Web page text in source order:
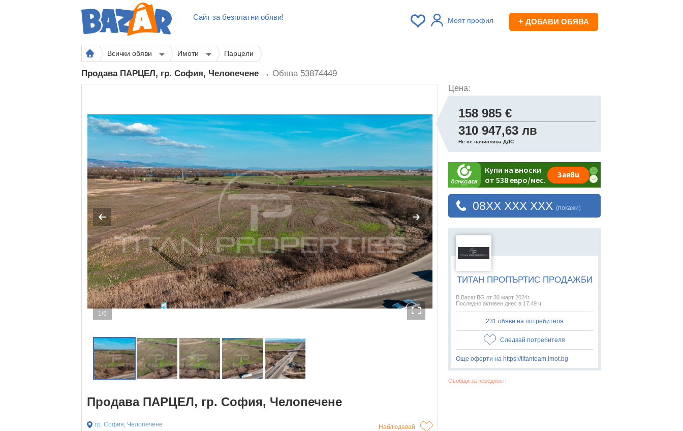
Сайт за безплатни обяви! Моят профил + ДОБАВИ ОБЯВА
Всички обяви Имоти Парцели
Продава ПАРЦЕЛ, гр. София, Челопечене → Обява 53874449
1/5
Продава ПАРЦЕЛ, гр. София, Челопечене
гр. София, Челопечене Наблюдавай
Цена:
158 985 €
310 947,63 лв
Не се начислява ДДС
08XX XXX XXX (покажи)
ТИТАН ПРОПЪРТИС ПРОДАЖБИ
В Bazar.BG от 30 март 2024г.
Последно активен днес в 17:49 ч.
231 обяви на потребителя
Следвай потребителя
Още оферти на https://titanteam.imot.bg
Съобщи за нередност!